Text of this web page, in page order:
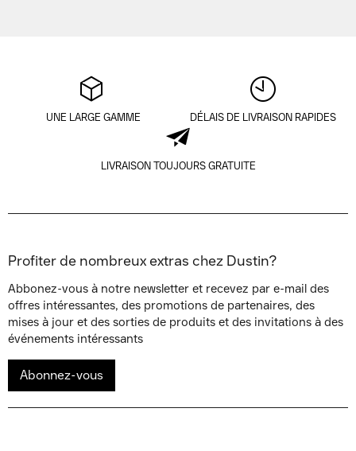
UNE LARGE GAMME DÉLAIS DE LIVRAISON RAPIDES
LIVRAISON TOUJOURS GRATUITE
Profiter de nombreux extras chez Dustin?
Abbonez-vous à notre newsletter et recevez par e-mail des
offres intéressantes, des promotions de partenaires, des
mises à jour et des sorties de produits et des invitations à des
événements intéressants
Abonnez-vous